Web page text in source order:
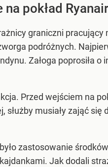
pokład
graniczni
podróżnych.
Załoga poprosiła
Przed wejściem na
musiały zająć
zastosowanie
Jak dodali